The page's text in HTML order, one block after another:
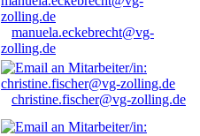
manuela.eckebrecht@vg-
zolling.de
christine.fischer@vg-zolling.de